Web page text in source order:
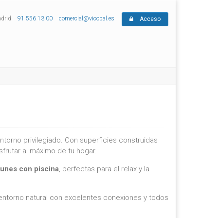
Acceso
91 556 13 00 comercial@vicopal.es
privilegiado. Con superficies construidas
al máximo de tu hogar.
con piscina, perfectas para el relax y la
natural con excelentes conexiones y todos